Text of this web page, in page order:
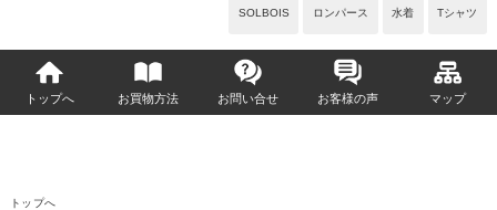
SOLBOIS ロンパース 水着 Tシャツ
トップへ お買物方法 お問い合せ お客様の声 マップ
トップへ